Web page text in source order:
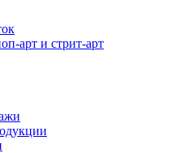
арт и стрит-арт